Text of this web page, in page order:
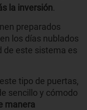
la inversión.
preparados
los días nublados
de este sistema es
tipo de puertas,
sencillo y cómodo
manera